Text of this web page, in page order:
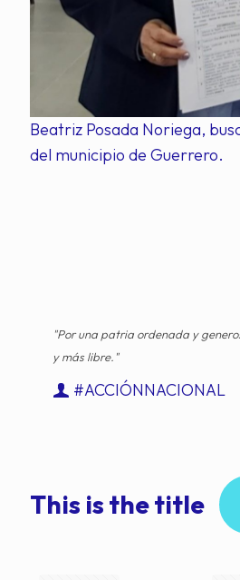
Beatriz Posada Noriega,
del municipio de Guerrero.
"Por una patria ordenada y
y más libre."
#ACCIÓNNACIONAL
This is the title